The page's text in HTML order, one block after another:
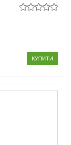
КУПИТИ